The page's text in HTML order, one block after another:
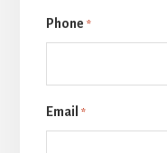
Phone *
Email *